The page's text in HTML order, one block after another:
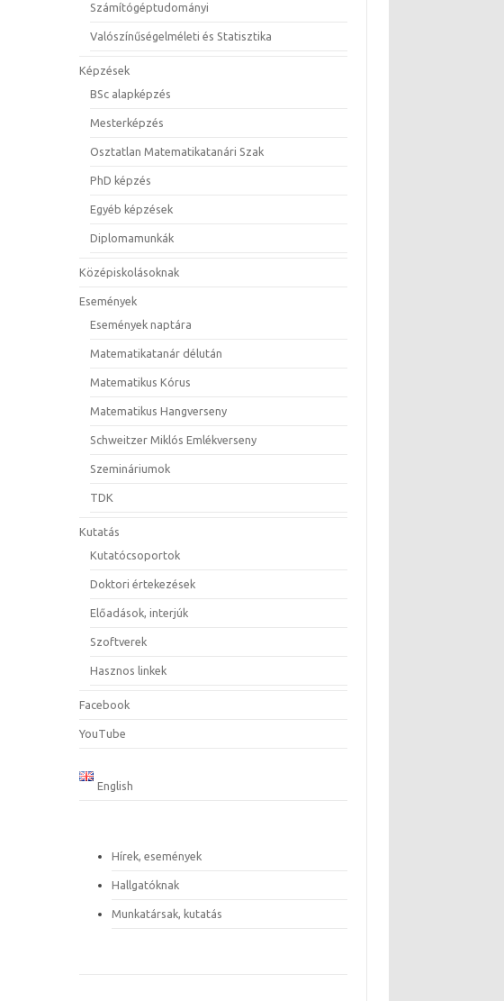
Számítógéptudományi
Valószínűségelméleti és Statisztika
Képzések
BSc alapképzés
Mesterképzés
Osztatlan Matematikatanári Szak
PhD képzés
Egyéb képzések
Diplomamunkák
Középiskolásoknak
Események
Események naptára
Matematikatanár délután
Matematikus Kórus
Matematikus Hangverseny
Schweitzer Miklós Emlékverseny
Szemináriumok
TDK
Kutatás
Kutatócsoportok
Doktori értekezések
Előadások, interjúk
Szoftverek
Hasznos linkek
Facebook
YouTube
English
Hírek, események
Hallgatóknak
Munkatársak, kutatás